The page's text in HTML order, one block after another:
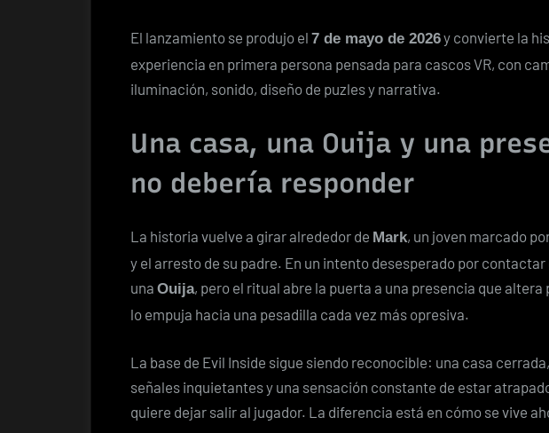
El lanzamiento se produjo el 7 de mayo de 2026y convierte la
experiencia en primera persona pensada para cascos VR, con
iluminación, sonido, diseño de puzles y narrativa.
Una casa, una Ouija y una
no debería responder
La historia vuelve a girar alrededor de Mark, un joven marcado
y el arresto de su padre. En un intento desesperado por
una Ouija, pero el ritual abre la puerta a una presencia que
lo empuja hacia una pesadilla cada vez más opresiva.
La base de Evil Inside sigue siendo reconocible: una casa
señales inquietantes y una sensación constante de estar
quiere dejar salir al jugador. La diferencia está en cómo se vive